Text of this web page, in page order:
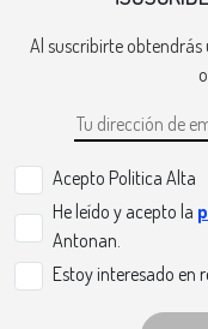
Al suscribirte
Acepto Politica Alta
He leído y acepto la
Antonan.
Estoy interesado en